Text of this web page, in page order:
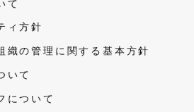
て
ィ方針
織の管理に関する基本方針
いて
について